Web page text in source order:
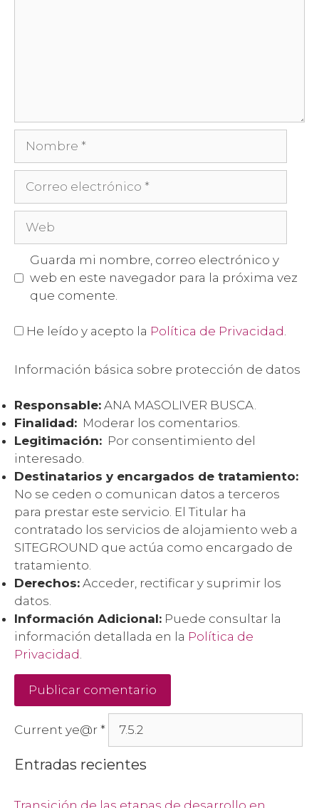
Guarda mi nombre, correo electrónico y
web en este navegador para la próxima vez
que comente.
He leído y acepto la Política de Privacidad.
Información básica sobre protección de datos
Responsable: ANA MASOLIVER BUSCA.
Finalidad: Moderar los comentarios.
Legitimación: Por consentimiento del
interesado.
Destinatarios y encargados de tratamiento:
No se ceden o comunican datos a terceros
para prestar este servicio. El Titular ha
contratado los servicios de alojamiento web a
SITEGROUND que actúa como encargado de
tratamiento.
Derechos: Acceder, rectificar y suprimir los
datos.
Información Adicional: Puede consultar la
información detallada en la Política de
Privacidad.
Current ye@r *
Entradas recientes